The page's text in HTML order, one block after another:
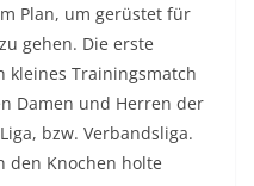
Plan, um gerüstet für
gehen. Die erste
kleines Trainingsmatch
Damen und Herren der
bzw. Verbandsliga.
den Knochen holte